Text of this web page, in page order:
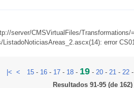
server/CMSVirtualFiles/Transformations/
error
|< < 15- 16- 17- 18- 19- 20- 21- 22
Resultados 91-95 (de 162)